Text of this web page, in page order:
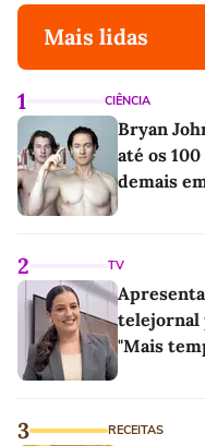
Mais lidas
1 CIÊNCIA
Bryan
até os
demais
2 TV
telejornal
"Mais
3 RECEITAS